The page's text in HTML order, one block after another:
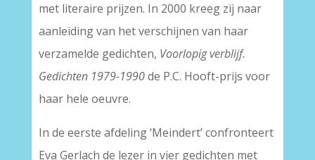
met literaire prijzen. In 2000 kreeg zij naar
aanleiding van het verschijnen van haar
verzamelde gedichten, Voorlopig verblijf.
Gedichten 1979-1990de P.C. Hooft-prijs voor
haar hele oeuvre.
In de eerste afdeling ‘Meindert’ confronteert
Eva Gerlach de lezer in vier gedichten met